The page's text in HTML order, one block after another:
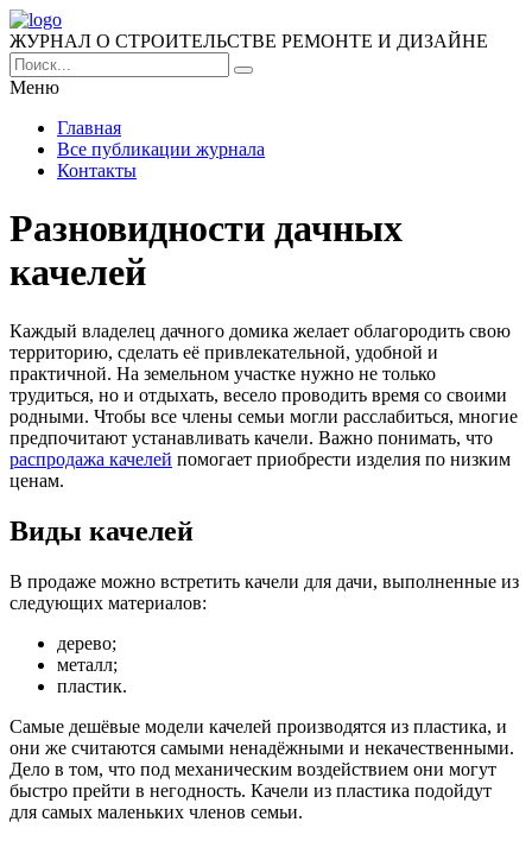
ЖУРНАЛ О СТРОИТЕЛЬСТВЕ РЕМОНТЕ И ДИЗАЙНЕ
Меню
Главная
Все публикации журнала
Контакты
Разновидности дачных
качелей
Каждый владелец дачного домика желает облагородить свою
территорию, сделать её привлекательной, удобной и
практичной. На земельном участке нужно не только
трудиться, но и отдыхать, весело проводить время со своими
родными. Чтобы все члены семьи могли расслабиться, многие
предпочитают устанавливать качели. Важно понимать, что
распродажа качелей помогает приобрести изделия по низким
ценам.
Виды качелей
В продаже можно встретить качели для дачи, выполненные из
следующих материалов:
дерево;
металл;
пластик.
Самые дешёвые модели качелей производятся из пластика, и
они же считаются самыми ненадёжными и некачественными.
Дело в том, что под механическим воздействием они могут
быстро прейти в негодность. Качели из пластика подойдут
для самых маленьких членов семьи.